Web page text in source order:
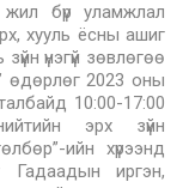
бүр уламжлал
хууль ёсны ашиг
үнэгүй зөвлөгөө
өдөрлөг 2023 оны
10:00-17:00
эрх зүйн
ийн хүрээнд
Гадаадын иргэн,